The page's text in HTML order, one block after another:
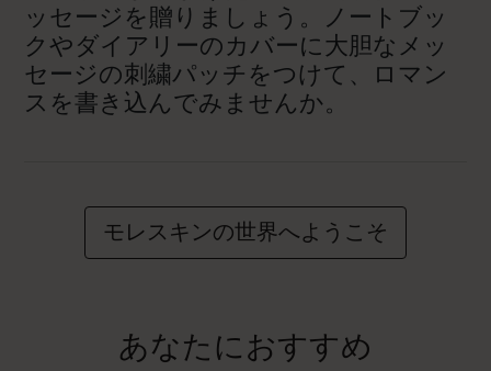
ッセージを贈りましょう。ノートブッ
クやダイアリーのカバーに大胆なメッ
セージの刺繍パッチをつけて、ロマン
スを書き込んでみませんか。
モレスキンの世界へようこそ
あなたにおすすめ